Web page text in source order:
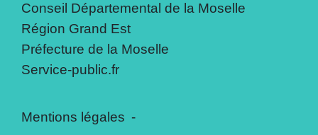
Conseil Départemental de la Moselle
Région Grand Est
Préfecture de la Moselle
Service-public.fr
Mentions légales -